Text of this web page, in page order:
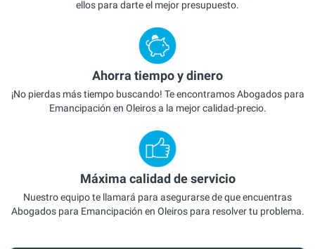
ellos para darte el mejor presupuesto.
Ahorra tiempo y dinero
¡No pierdas más tiempo buscando! Te encontramos Abogados para
Emancipación en Oleiros a la mejor calidad-precio.
Máxima calidad de servicio
Nuestro equipo te llamará para asegurarse de que encuentras
Abogados para Emancipación en Oleiros para resolver tu problema.